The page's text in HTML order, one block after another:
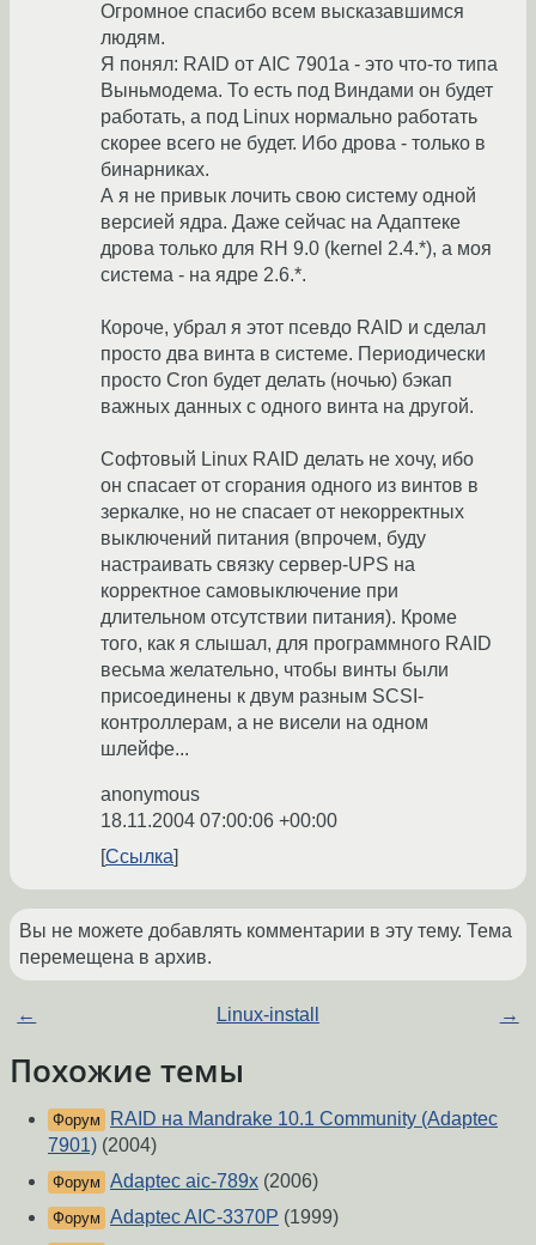
Огромное спасибо всем высказавшимся
людям.
Я понял: RAID от AIC 7901a - это что-то типа
Выньмодема. То есть под Виндами он будет
работать, а под Linux нормально работать
скорее всего не будет. Ибо дрова - только в
бинарниках.
А я не привык лочить свою систему одной
версией ядра. Даже сейчас на Адаптеке
дрова только для RH 9.0 (kernel 2.4.*), а моя
система - на ядре 2.6.*.
Короче, убрал я этот псевдо RAID и сделал
просто два винта в системе. Периодически
просто Cron будет делать (ночью) бэкап
важных данных с одного винта на другой.
Софтовый Linux RAID делать не хочу, ибо
он спасает от сгорания одного из винтов в
зеркалке, но не спасает от некорректных
выключений питания (впрочем, буду
настраивать связку сервер-UPS на
корректное самовыключение при
длительном отсутствии питания). Кроме
того, как я слышал, для программного RAID
весьма желательно, чтобы винты были
присоединены к двум разным SCSI-
контроллерам, а не висели на одном
шлейфе...
anonymous
18.11.2004 07:00:06 +00:00
Ссылка
Вы не можете добавлять комментарии в эту тему. Тема
перемещена в архив.
← Linux-install →
Похожие темы
Форум
RAID на Mandrake 10.1 Community (Adaptec
7901) (2004)
Форум Adaptec aic-789x (2006)
Форум Adaptec AIC-3370P (1999)